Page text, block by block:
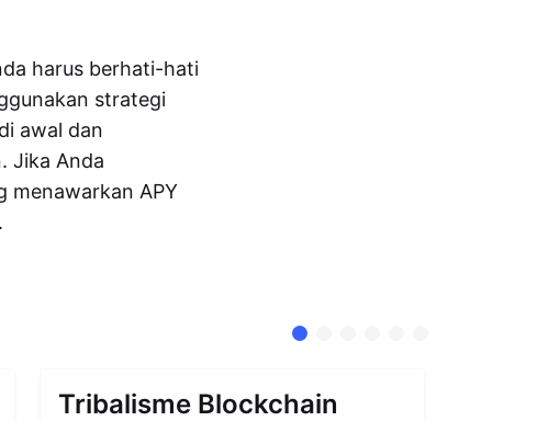
harus berhati-hati
strategi
awal dan
Jika Anda
menawarkan APY
Tribalisme Blockchain